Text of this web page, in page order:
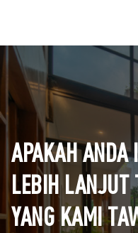
APAKAH ANDA
LEBIH LANJUT
YANG KAMI